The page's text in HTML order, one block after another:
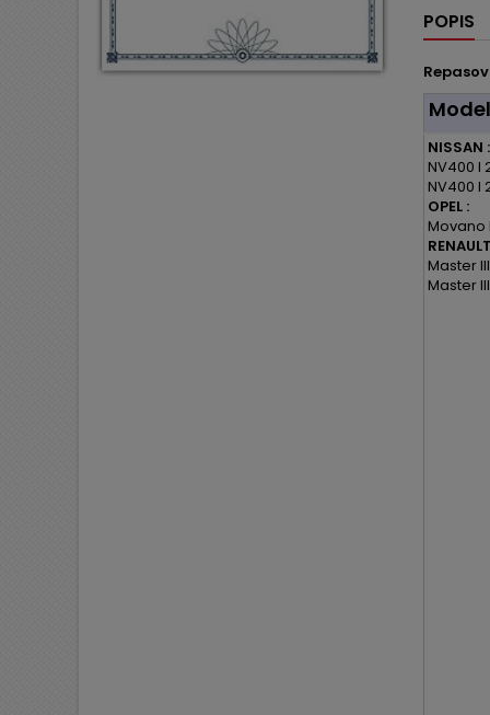
POPIS
Model
NISSAN :
NV400 I
NV400 I
OPEL :
Movano
Master
Master